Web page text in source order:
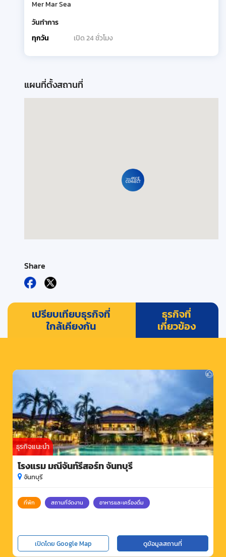
Mer Mar Sea
วันทำการ
ทุกวัน
เปิด 24 ชั่วโมง
แผนที่ตั้งสถานที่
Share
เปรียบเทียบธุรกิจที่
ใกล้เคียงกัน
ธุรกิจที่
เกี่ยวข้อง
ธุรกิจแนะนำ
โรงแรม มณีจันท์รีสอร์ท จันทบุรี
จันทบุรี
ที่พัก สถานที่จัดงาน อาหารและเครื่องดื่ม
เปิดโดย Google Map ดูข้อมูลสถานที่